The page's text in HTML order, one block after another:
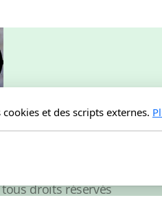
Vaillant
Mons
droits réservés
et des scripts externes.